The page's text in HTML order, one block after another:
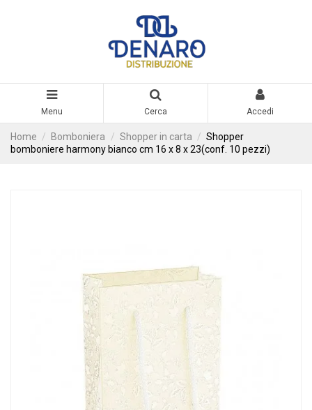
Menu Cerca Accedi
Home Bomboniera Shopper in carta
Shopper
bomboniere harmony bianco cm 16 x 8 x 23(conf. 10 pezzi)